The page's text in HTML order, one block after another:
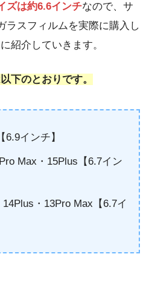
ズは約6.6インチなので、サ
ラスフィルムを実際に購入し
紹介していきます。
下のとおりです。
6.9インチ】
Max・15Plus【6.7イン
・13Pro Max【6.7イ